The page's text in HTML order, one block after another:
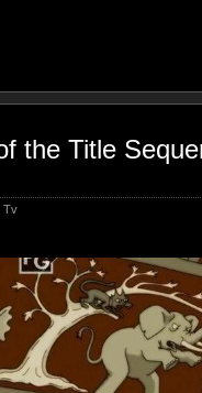
the Title
Tv